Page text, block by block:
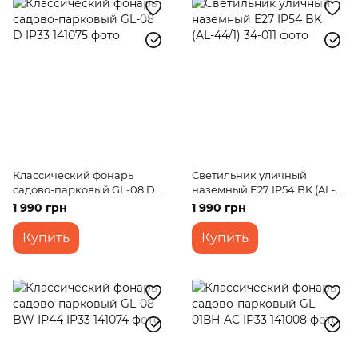
Классический фонарь
садово-парковый GL-08 D
IP33
1 990 грн
Купить
Светильник уличный
наземный E27 IP54 BK (AL-
44/1)
1 990 грн
Купить